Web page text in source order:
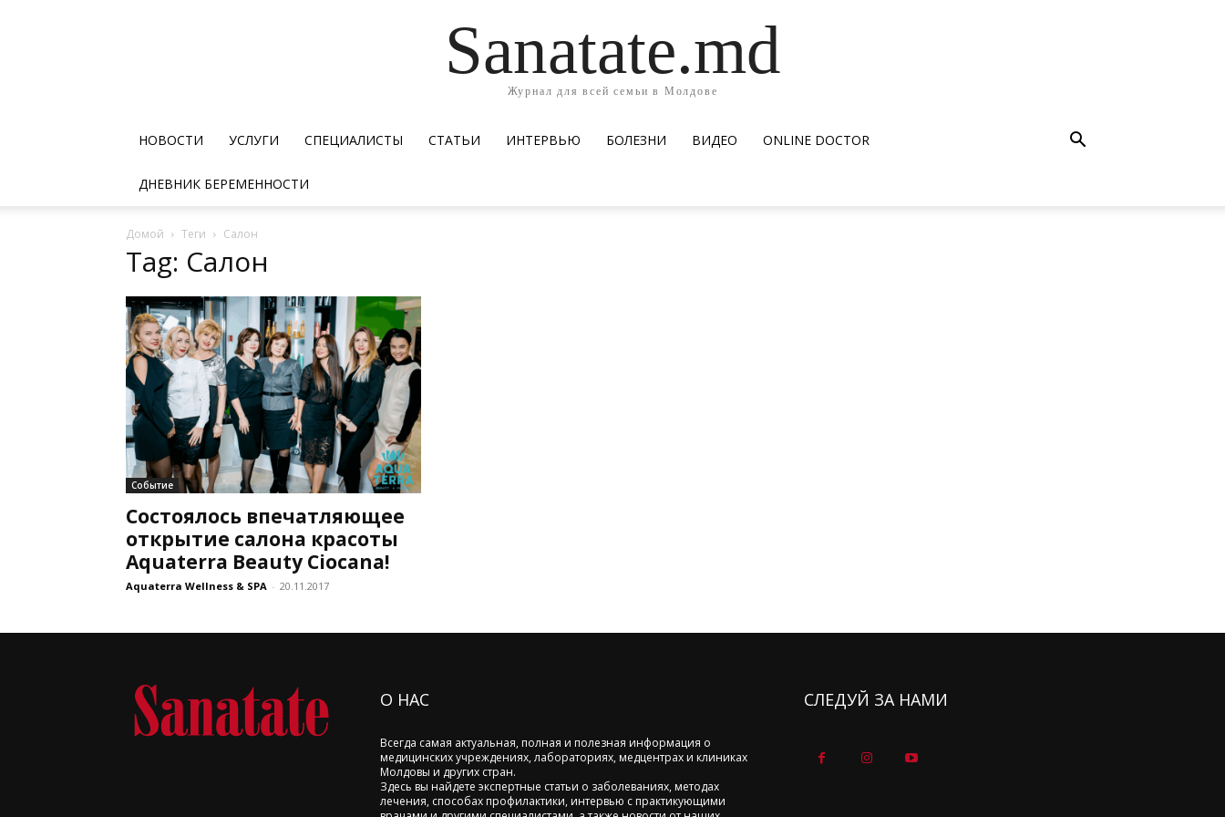
Sanatate.md
Журнал для всей семьи в Молдове
НОВОСТИ УСЛУГИ СПЕЦИАЛИСТЫ СТАТЬИ ИНТЕРВЬЮ БОЛЕЗНИ ВИДЕО ОNLINE DOCTOR
ДНЕВНИК БЕРЕМЕННОСТИ
Домой Теги Салон
Tag: Салон
Событие
Состоялось впечатляющее
открытие салона красоты
Aquaterra Beauty Ciocana!
Aquaterra Wellness & SPA - 20.11.2017
О НАС
Всегда самая актуальная, полная и полезная информация о
медицинских учреждениях, лабораториях, медцентрах и клиниках
Молдовы и других стран.
Здесь вы найдете экспертные статьи о заболеваниях, методах
лечения, способах профилактики, интервью с практикующими
СЛЕДУЙ ЗА НАМИ